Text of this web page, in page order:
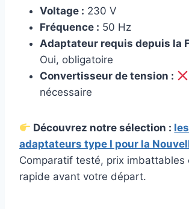
Voltage : 230 V
Fréquence : 50 Hz
Adaptateur requis depuis la
Oui, obligatoire
Convertisseur de tension :
nécessaire
Découvrez notre sélection :
adaptateurs type I pour la
Comparatif testé, prix imbattables
rapide avant votre départ.